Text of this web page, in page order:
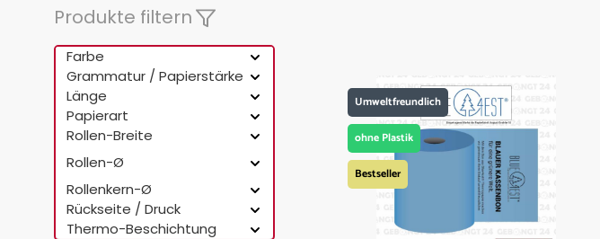
Produkte filtern
Farbe
Grammatur / Papierstärke
Länge
Papierart
Rollen-Breite
Rollen-Ø
Rollenkern-Ø
Rückseite / Druck
Thermo-Beschichtung
Umweltfreundlich
ohne Plastik
Bestseller